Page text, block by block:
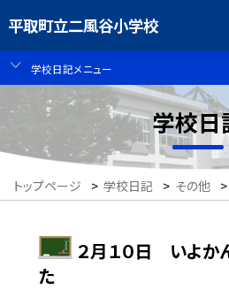
平取町立二風谷小学校
学校日記メニュー
学校日
トップページ > 学校日記 > その他 >
２月１０日 いよか
た